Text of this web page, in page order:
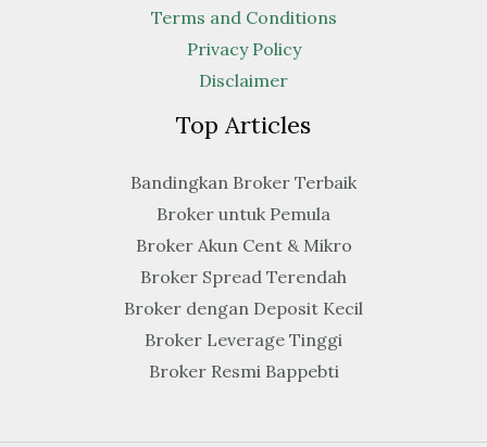
Terms and Conditions
Privacy Policy
Disclaimer
Top Articles
Bandingkan Broker Terbaik
Broker untuk Pemula
Broker Akun Cent & Mikro
Broker Spread Terendah
Broker dengan Deposit Kecil
Broker Leverage Tinggi
Broker Resmi Bappebti